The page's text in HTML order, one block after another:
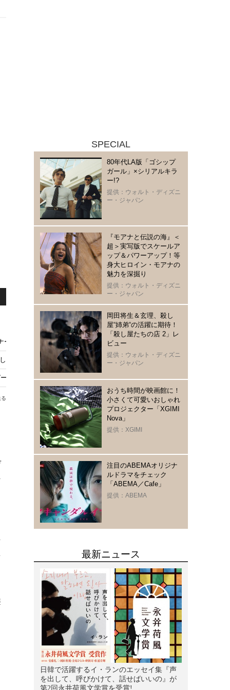
は「新たなホーム」探すも悲観的
める“いま”気になるドラマ
ル」S2、米同時12月1日配信
SPECIAL
80年代LA版「ゴシップ
ガール」×シリアルキラ
ー!?
提供：ウォルト・ディズニ
ー・ジャパン
『モアナと伝説の海』＜
超＞実写版でスケールア
ップ＆パワーアップ！等
身大ヒロイン・モアナの
魅力を深掘り
提供：ウォルト・ディズニ
ー・ジャパン
岡田将生＆玄理、殺し
屋“姉弟“の活躍に期待！
「殺し屋たちの店 2」レ
ビュー
提供：ウォルト・ディズニ
ー・ジャパン
おうち時間が映画館に！
小さくて可愛いおしゃれ
プロジェクター「XGIMI
Nova」
提供：XGIMI
注目のABEMAオリジナ
ルドラマをチェック
「ABEMA／Cafe」
提供：ABEMA